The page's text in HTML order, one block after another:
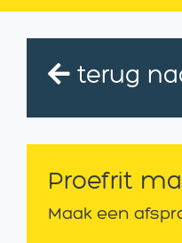
terug
Proefrit
Maak een